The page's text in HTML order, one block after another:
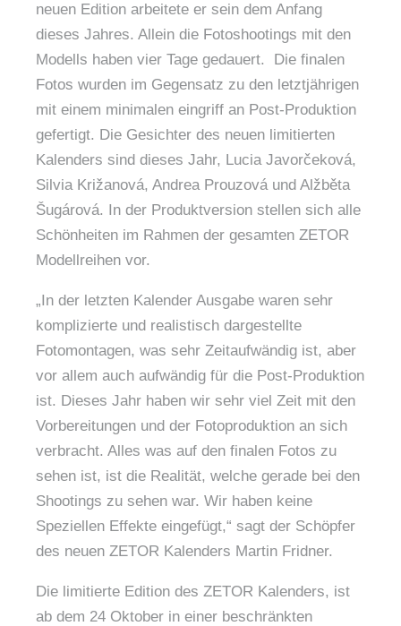
neuen Edition arbeitete er sein dem Anfang
dieses Jahres. Allein die Fotoshootings mit den
Modells haben vier Tage gedauert. Die finalen
Fotos wurden im Gegensatz zu den letztjährigen
mit einem minimalen eingriff an Post-Produktion
gefertigt. Die Gesichter des neuen limitierten
Kalenders sind dieses Jahr, Lucia Javorčeková,
Silvia Križanová, Andrea Prouzová und Alžběta
Šugárová. In der Produktversion stellen sich alle
Schönheiten im Rahmen der gesamten ZETOR
Modellreihen vor.
„In der letzten Kalender Ausgabe waren sehr
komplizierte und realistisch dargestellte
Fotomontagen, was sehr Zeitaufwändig ist, aber
vor allem auch aufwändig für die Post-Produktion
ist. Dieses Jahr haben wir sehr viel Zeit mit den
Vorbereitungen und der Fotoproduktion an sich
verbracht. Alles was auf den finalen Fotos zu
sehen ist, ist die Realität, welche gerade bei den
Shootings zu sehen war. Wir haben keine
Speziellen Effekte eingefügt,“ sagt der Schöpfer
des neuen ZETOR Kalenders Martin Fridner.
Die limitierte Edition des ZETOR Kalenders, ist
ab dem 24 Oktober in einer beschränkten